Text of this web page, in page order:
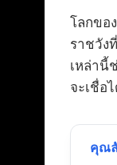
โลกขอ
ราชวัง
เหล่านี้
จะเชื่อ
คุณ